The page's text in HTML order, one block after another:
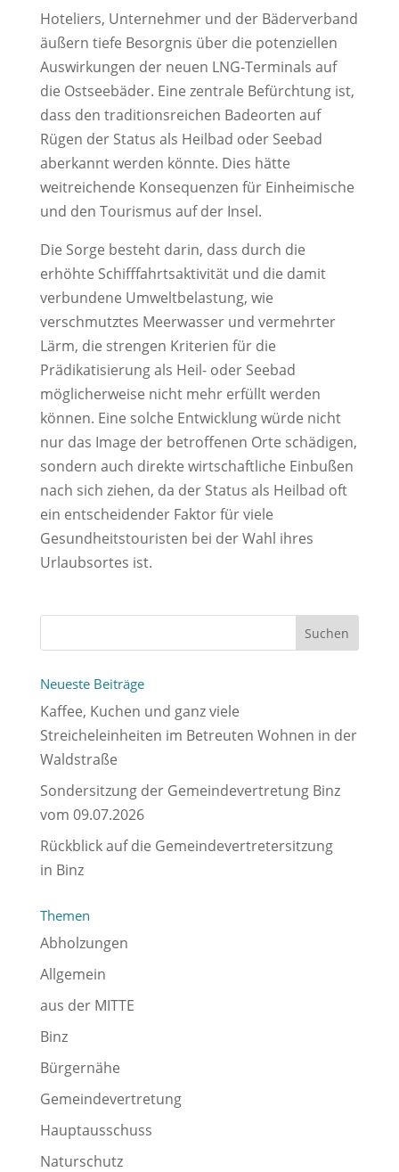
Hoteliers, Unternehmer und der Bäderverband
äußern tiefe Besorgnis über die potenziellen
Auswirkungen der neuen LNG-Terminals auf
die Ostseebäder. Eine zentrale Befürchtung ist,
dass den traditionsreichen Badeorten auf
Rügen der Status als Heilbad oder Seebad
aberkannt werden könnte. Dies hätte
weitreichende Konsequenzen für Einheimische
und den Tourismus auf der Insel.
Die Sorge besteht darin, dass durch die
erhöhte Schifffahrtsaktivität und die damit
verbundene Umweltbelastung, wie
verschmutztes Meerwasser und vermehrter
Lärm, die strengen Kriterien für die
Prädikatisierung als Heil- oder Seebad
möglicherweise nicht mehr erfüllt werden
können. Eine solche Entwicklung würde nicht
nur das Image der betroffenen Orte schädigen,
sondern auch direkte wirtschaftliche Einbußen
nach sich ziehen, da der Status als Heilbad oft
ein entscheidender Faktor für viele
Gesundheitstouristen bei der Wahl ihres
Urlaubsortes ist.
Neueste Beiträge
Kaffee, Kuchen und ganz viele
Streicheleinheiten im Betreuten Wohnen in der
Waldstraße
Sondersitzung der Gemeindevertretung Binz
vom 09.07.2026
Rückblick auf die Gemeindevertretersitzung
in Binz
Themen
Abholzungen
Allgemein
aus der MITTE
Binz
Bürgernähe
Gemeindevertretung
Hauptausschuss
Naturschutz